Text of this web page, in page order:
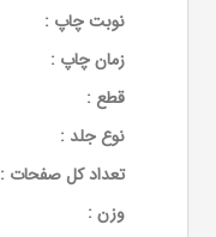
نوبت چاپ :
زمان چاپ :
قطع :
نوع جلد :
تعداد کل صفحات :
وزن :